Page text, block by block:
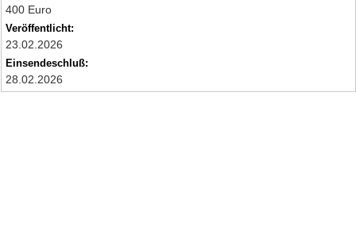
400 Euro
Veröffentlicht:
23.02.2026
Einsendeschluß:
28.02.2026